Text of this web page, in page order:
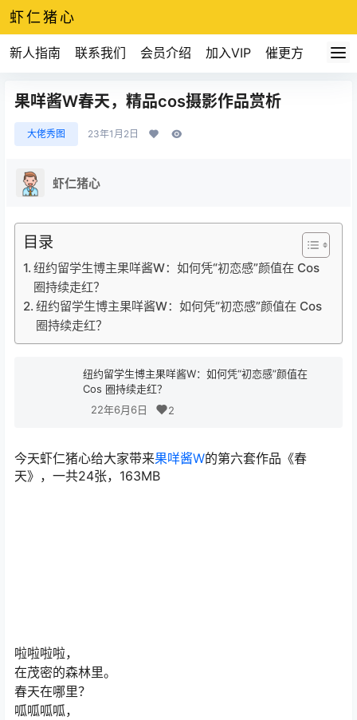
虾仁猪心
新人指南 联系我们 会员介绍 加入VIP 催更方式
果咩酱W春天，精品cos摄影作品赏析
大佬秀图 23年1月2日
虾仁猪心
目录
纽约留学生博主果咩酱W：如何凭“初恋感”颜值在 Cos
圈持续走红？
纽约留学生博主果咩酱W：如何凭“初恋感”颜值在 Cos
圈持续走红？
纽约留学生博主果咩酱W：如何凭“初恋感”颜值在
Cos 圈持续走红？
22年6月6日
2
今天虾仁猪心给大家带来果咩酱W的第六套作品《春
天》，一共24张，163MB
啦啦啦啦，
在茂密的森林里。
春天在哪里？
呱呱呱呱，